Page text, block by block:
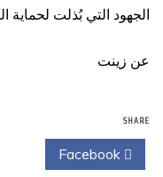
الجهود التي بُذلت لحماية
عن زينت
SHARE